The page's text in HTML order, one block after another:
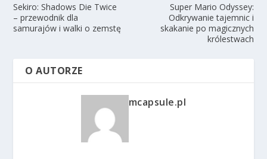
Sekiro: Shadows Die Twice
– przewodnik dla
samurajów i walki o zemstę
Super Mario Odyssey:
Odkrywanie tajemnic i
skakanie po magicznych
królestwach
O AUTORZE
mcapsule.pl